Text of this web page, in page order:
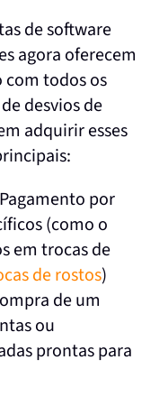
de software
agora oferecem
todos os
desvios de
adquirir esses
por
(como o
em trocas de
de rostos)
de um
ou
prontas para